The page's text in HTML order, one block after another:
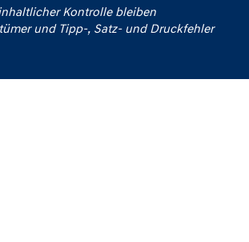
Kontrolle bleiben
und Tipp‑, Satz‑ und Druckfehler